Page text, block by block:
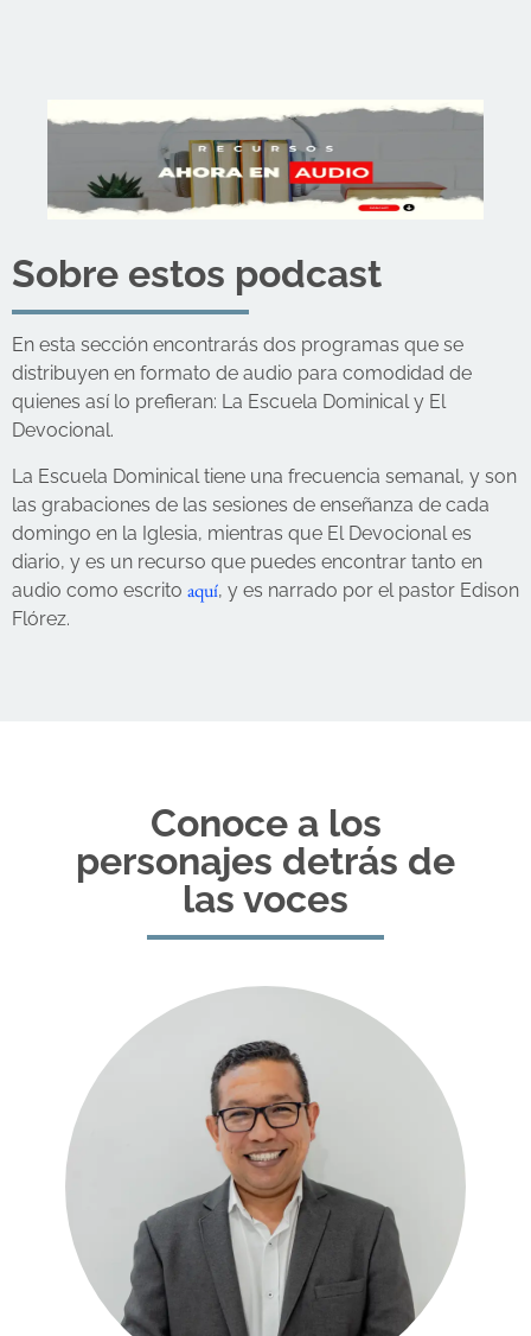
Sobre estos podcast
En esta sección encontrarás dos programas que se
distribuyen en formato de audio para comodidad de
quienes así lo prefieran: La Escuela Dominical y El
Devocional.
La Escuela Dominical tiene una frecuencia semanal, y son
las grabaciones de las sesiones de enseñanza de cada
domingo en la Iglesia, mientras que El Devocional es
diario, y es un recurso que puedes encontrar tanto en
audio como escrito aquí, y es narrado por el pastor Edison
Flórez.
Conoce a los
personajes detrás de
las voces